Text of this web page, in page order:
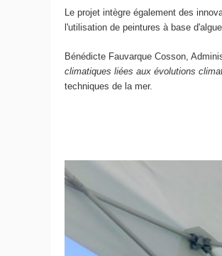
Le projet intègre également des
l'utilisation de peintures à base
Bénédicte Fauvarque Cosson,
climatiques liées aux évolutions
techniques de la mer.